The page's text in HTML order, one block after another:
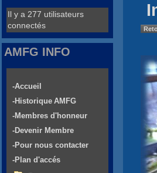
Il y a 277 utilisateurs
connectés
AMFG INFO
-Accueil
-Historique AMFG
-Membres d'honneur
-Devenir Membre
-Pour nous contacter
-Plan d'accés